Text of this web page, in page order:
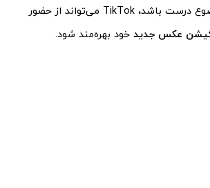
برای اشتراک‌گذاری عکس است، شکایت کردند. اگر این موضوع درست باشد، TikTok می‌تواند از حضور
عکس جدید خود بهره‌مند شود.